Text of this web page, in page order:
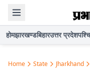
होमझारखण्डबिहारउत्तर प्रदेश
Home State Jharkhand